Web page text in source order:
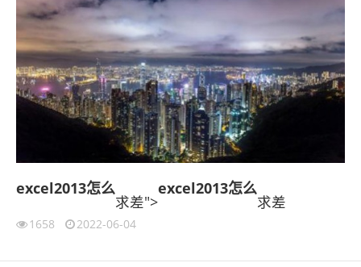
excel2013怎么
求差">
excel2013怎么
求差
1658 2022-06-04